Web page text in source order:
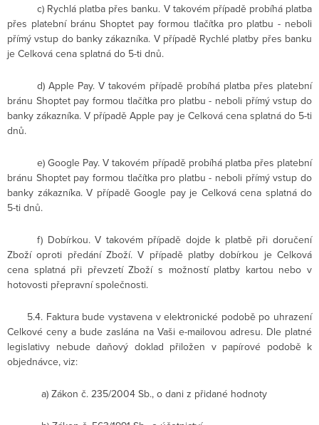
c) Rychlá platba přes banku. V takovém případě probíhá platba
přes platební bránu Shoptet pay formou tlačítka pro platbu - neboli
přímý vstup do banky zákazníka. V případě Rychlé platby přes banku
je Celková cena splatná do 5-ti dnů.
d) Apple Pay. V takovém případě probíhá platba přes platební
bránu Shoptet pay formou tlačítka pro platbu - neboli přímý vstup do
banky zákazníka. V případě Apple pay je Celková cena splatná do 5-ti
dnů.
e) Google Pay. V takovém případě probíhá platba přes platební
bránu Shoptet pay formou tlačítka pro platbu - neboli přímý vstup do
banky zákazníka. V případě Google pay je Celková cena splatná do
5-ti dnů.
f) Dobírkou. V takovém případě dojde k platbě při doručení
Zboží oproti předání Zboží. V případě platby dobírkou je Celková
cena splatná při převzetí Zboží s možností platby kartou nebo v
hotovosti přepravní společnosti.
5.4. Faktura bude vystavena v elektronické podobě po uhrazení
Celkové ceny a bude zaslána na Vaši e-mailovou adresu. Dle platné
legislativy nebude daňový doklad přiložen v papírové podobě k
objednávce, viz:
a) Zákon č. 235/2004 Sb., o dani z přidané hodnoty